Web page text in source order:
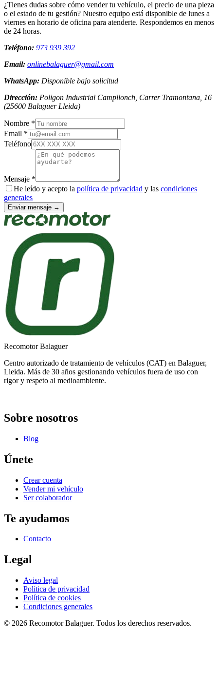
¿Tienes dudas sobre cómo vender tu vehículo, el precio de una pieza
o el estado de tu gestión? Nuestro equipo está disponible de lunes a
viernes en horario de oficina para atenderte. Respondemos en menos
de 24 horas.
Teléfono: 973 939 392
Email: onlinebalaguer@gmail.com
WhatsApp: Disponible bajo solicitud
Dirección: Poligon Industrial Campllonch, Carrer Tramontana, 16
(25600 Balaguer Lleida)
Nombre *
Email *
Teléfono
Mensaje *
He leído y acepto la política de privacidad y las condiciones
generales
Enviar mensaje →
Recomotor Balaguer
Centro autorizado de tratamiento de vehículos (CAT) en Balaguer,
Lleida. Más de 30 años gestionando vehículos fuera de uso con
rigor y respeto al medioambiente.
Sobre nosotros
Blog
Únete
Crear cuenta
Vender mi vehículo
Ser colaborador
Te ayudamos
Contacto
Legal
Aviso legal
Política de privacidad
Política de cookies
Condiciones generales
© 2026 RecomotorBalaguer. Todos los derechos reservados.